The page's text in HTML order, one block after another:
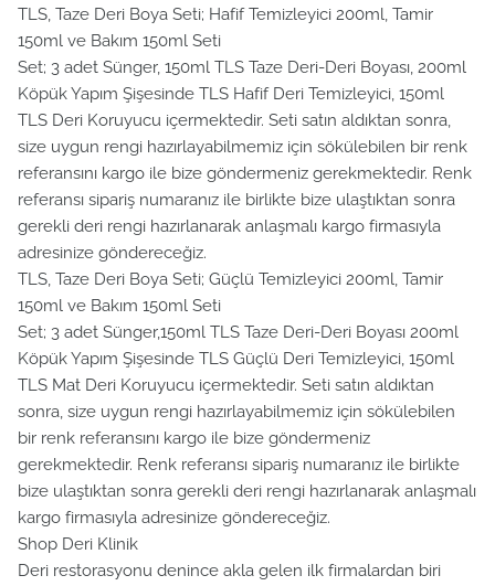
TLS, Taze Deri Boya Seti; Hafif Temizleyici 200ml, Tamir
150ml ve Bakım 150ml Seti
Set; 3 adet Sünger, 150ml TLS Taze Deri-Deri Boyası, 200ml
Köpük Yapım Şişesinde TLS Hafif Deri Temizleyici, 150ml
TLS Deri Koruyucu içermektedir. Seti satın aldıktan sonra,
size uygun rengi hazırlayabilmemiz için sökülebilen bir renk
referansını kargo ile bize göndermeniz gerekmektedir. Renk
referansı sipariş numaranız ile birlikte bize ulaştıktan sonra
gerekli deri rengi hazırlanarak anlaşmalı kargo firmasıyla
adresinize göndereceğiz.
TLS, Taze Deri Boya Seti; Güçlü Temizleyici 200ml, Tamir
150ml ve Bakım 150ml Seti
Set; 3 adet Sünger,150ml TLS Taze Deri-Deri Boyası 200ml
Köpük Yapım Şişesinde TLS Güçlü Deri Temizleyici, 150ml
TLS Mat Deri Koruyucu içermektedir. Seti satın aldıktan
sonra, size uygun rengi hazırlayabilmemiz için sökülebilen
bir renk referansını kargo ile bize göndermeniz
gerekmektedir. Renk referansı sipariş numaranız ile birlikte
bize ulaştıktan sonra gerekli deri rengi hazırlanarak anlaşmalı
kargo firmasıyla adresinize göndereceğiz.
Shop Deri Klinik
Deri restorasyonu denince akla gelen ilk firmalardan biri